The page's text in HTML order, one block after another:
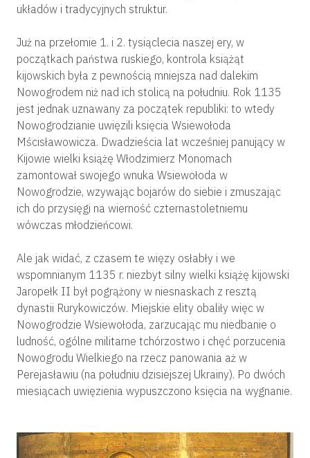
układów i tradycyjnych struktur.
Już na przełomie 1. i 2. tysiąclecia naszej ery, w
początkach państwa ruskiego, kontrola książąt
kijowskich była z pewnością mniejsza nad dalekim
Nowogrodem niż nad ich stolicą na południu. Rok 1135
jest jednak uznawany za początek republiki: to wtedy
Nowogrodzianie uwięzili księcia Wsiewołoda
Mścisławowicza. Dwadzieścia lat wcześniej panujący w
Kijowie wielki książę Włodzimierz Monomach
zamontował swojego wnuka Wsiewołoda w
Nowogrodzie, wzywając bojarów do siebie i zmuszając
ich do przysięgi na wierność czternastoletniemu
wówczas młodzieńcowi.
Ale jak widać, z czasem te więzy osłabły i we
wspomnianym 1135 r. niezbyt silny wielki książę kijowski
Jaropełk II był pogrążony w niesnaskach z resztą
dynastii Rurykowiczów. Miejskie elity obaliły więc w
Nowogrodzie Wsiewołoda, zarzucając mu niedbanie o
ludność, ogólne militarne tchórzostwo i chęć porzucenia
Nowogrodu Wielkiego na rzecz panowania aż w
Perejasławiu (na południu dzisiejszej Ukrainy). Po dwóch
miesiącach uwięzienia wypuszczono księcia na wygnanie.